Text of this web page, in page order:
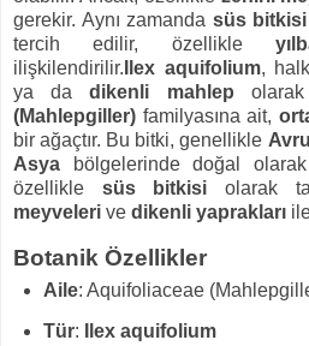
gerekir. Aynı zamanda süs bitkisi
tercih edilir, özellikle
ilişkilendirilir. Ilex aquifolium,
ya dadikenli mahlep
(Mahlepgiller) familyasına ait,
bir ağaçtır. Bu bitki, genellikle
Asya bölgelerinde doğal
özellikle süs bitkisi olarak
meyveleri ve dikenli yaprakları
Botanik Özellikler
Aile: Aquifoliaceae
Tür:
Ilex aquifolium